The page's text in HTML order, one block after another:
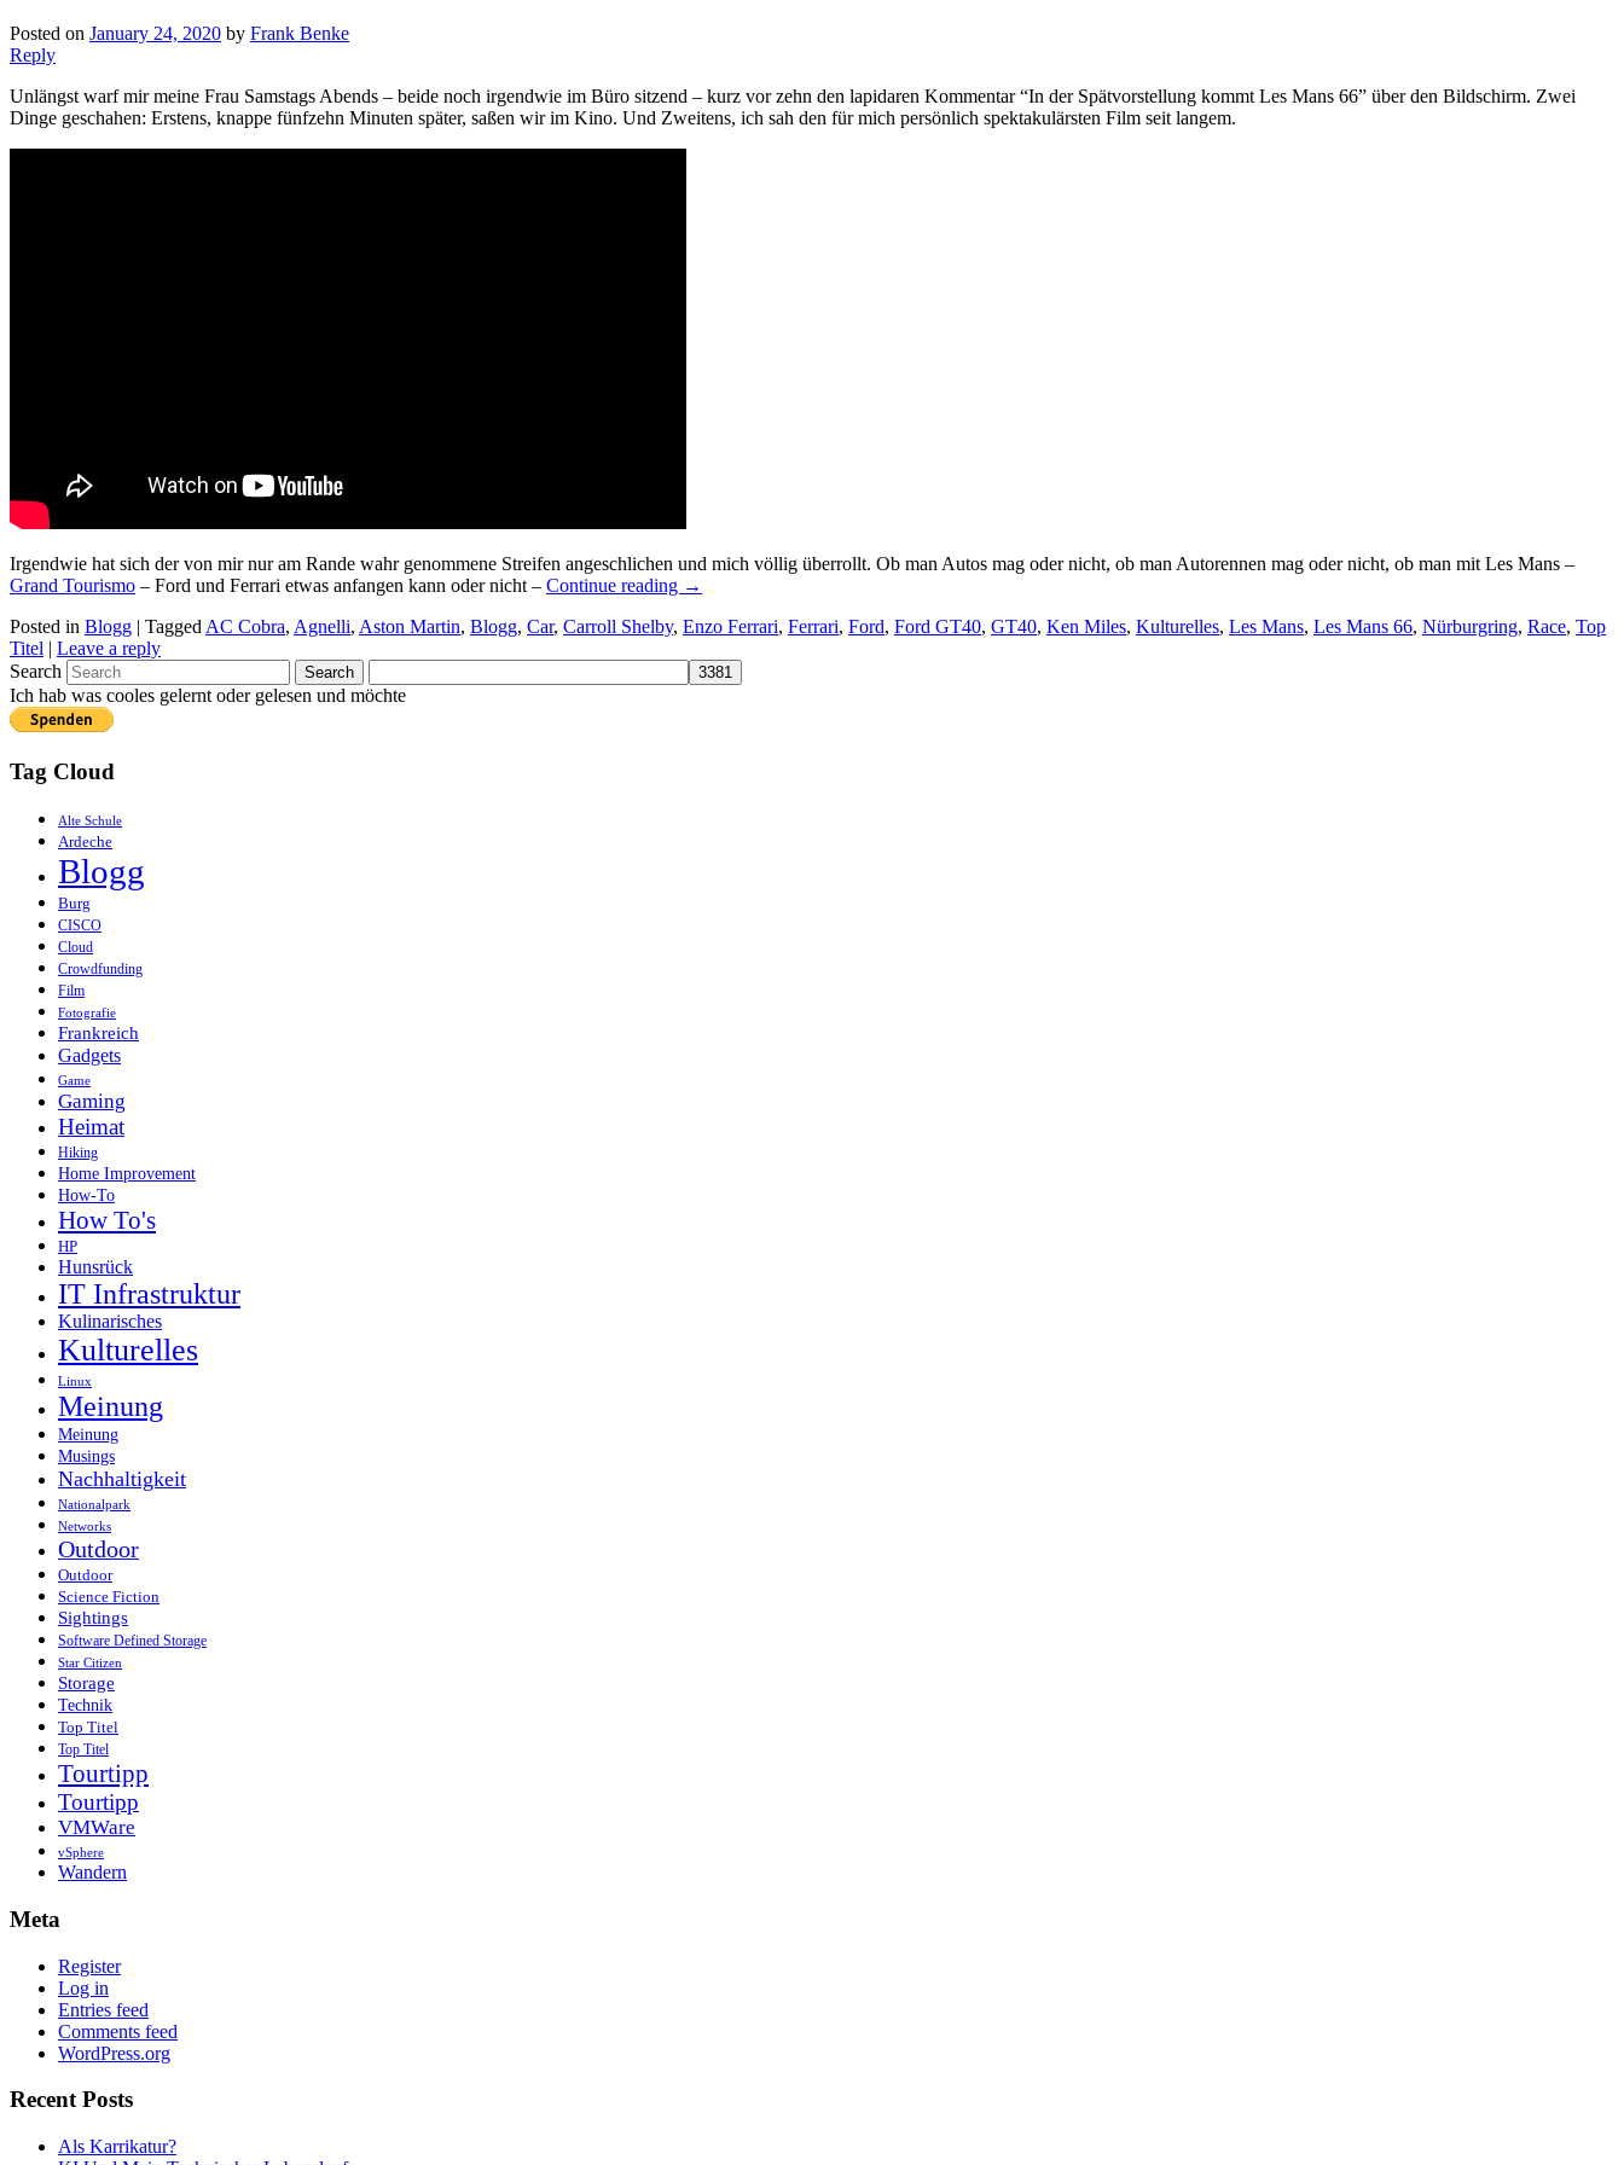
Posted on January 24, 2020 by Frank Benke
Reply
Unlängst warf mir meine Frau Samstags Abends – beide noch irgendwie im Büro sitzend – kurz vor zehn den lapidaren Kommentar “In der Spätvorstellung kommt Les Mans 66” über den Bildschirm. Zwei
Dinge geschahen: Erstens, knappe fünfzehn Minuten später, saßen wir im Kino. Und Zweitens, ich sah den für mich persönlich spektakulärsten Film seit langem.
Irgendwie hat sich der von mir nur am Rande wahr genommene Streifen angeschlichen und mich völlig überrollt. Ob man Autos mag oder nicht, ob man Autorennen mag oder nicht, ob man mit Les Mans –
Grand Tourismo – Ford und Ferrari etwas anfangen kann oder nicht – Continue reading →
Posted in Blogg | Tagged AC Cobra, Agnelli, Aston Martin, Blogg, Car, Carroll Shelby, Enzo Ferrari, Ferrari, Ford, Ford GT40, GT40, Ken Miles, Kulturelles, Les Mans, Les Mans 66, Nürburgring, Race, Top
Titel | Leave a reply
Search
Ich hab was cooles gelernt oder gelesen und möchte
Tag Cloud
Alte Schule
Ardeche
Blogg
Burg
CISCO
Cloud
Crowdfunding
Film
Fotografie
Frankreich
Gadgets
Game
Gaming
Heimat
Hiking
Home Improvement
How-To
How To's
HP
Hunsrück
IT Infrastruktur
Kulinarisches
Kulturelles
Linux
Meinung
Meinung
Musings
Nachhaltigkeit
Nationalpark
Networks
Outdoor
Outdoor
Science Fiction
Sightings
Software Defined Storage
Star Citizen
Storage
Technik
Top Titel
Top Titel
Tourtipp
Tourtipp
VMWare
vSphere
Wandern
Meta
Register
Log in
Entries feed
Comments feed
WordPress.org
Recent Posts
Als Karrikatur?